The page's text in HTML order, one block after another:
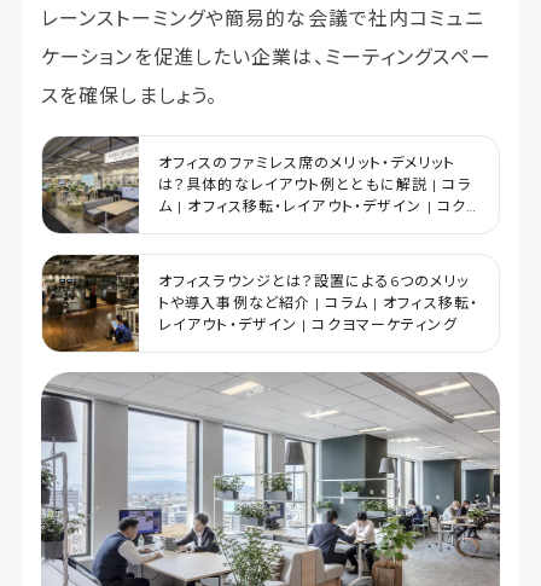
レーンストーミングや簡易的な会議で社内コミュニ
ケーションを促進したい企業は、ミーティングスペー
スを確保しましょう。
オフィスのファミレス席のメリット・デメリット
は？具体的なレイアウト例とともに解説 | コラ
ム | オフィス移転・レイアウト・デザイン | コク
オフィスラウンジとは？設置による6つのメリッ
トや導入事例など紹介 | コラム | オフィス移転・
レイアウト・デザイン | コクヨマーケティング